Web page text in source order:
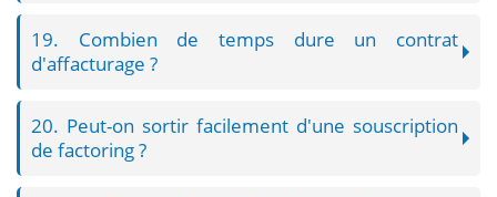
19. Combien de temps dure un contrat
d'affacturage ?
20. Peut-on sortir facilement d'une souscription
de factoring ?